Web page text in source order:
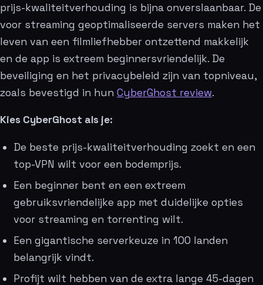
prijs-kwaliteitverhouding is bijna onverslaanbaar. De
voor streaming geoptimaliseerde servers maken het
leven van een filmliefhebber ontzettend makkelijk
en de app is extreem beginnersvriendelijk. De
beveiliging en het privacybeleid zijn van topniveau,
zoals bevestigd in hun CyberGhost review.
Kies CyberGhost als je:
De beste prijs-kwaliteitverhouding zoekt en een
top-VPN wilt voor een bodemprijs.
Een beginner bent en een extreem
gebruiksvriendelijke app met duidelijke opties
voor streaming en torrenting wilt.
Een gigantische serverkeuze in 100 landen
belangrijk vindt.
Profijt wilt hebben van de extra lange 45-dagen